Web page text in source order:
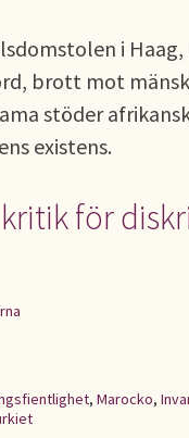
i Haag,
brott mot
stöder
existens.
för
, Marocko,